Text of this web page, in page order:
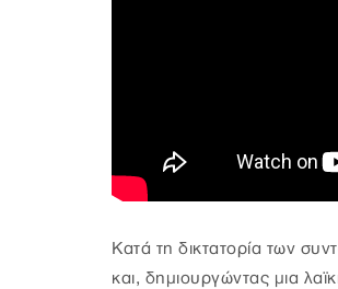
Κατά τη δικτατορία των
και, δημιουργώντας μια